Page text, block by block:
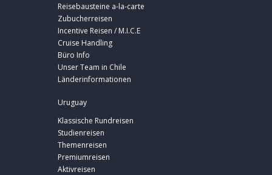
Reisebausteine a-la-carte
Zubucherreisen
Incentive Reisen / M.I.C.E
Cruise Handling
Büro Info
Unser Team in Chile
Länderinformationen
Uruguay
Klassische Rundreisen
Studienreisen
Themenreisen
Premiumreisen
Aktivreisen